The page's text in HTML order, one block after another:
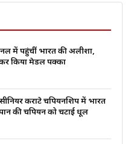
में पहुंचीं भारत की अलीशा,
किया मेडल पक्का
कराटे चैंपियनशिप में भारत
की चैंपियन को चटाई धूल